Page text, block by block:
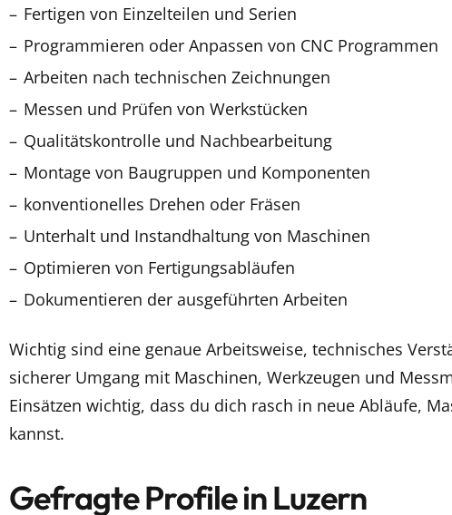
Fertigen von Einzelteilen und Serien
Programmieren oder Anpassen von CNC Programmen
Arbeiten nach technischen Zeichnungen
Messen und Prüfen von Werkstücken
Qualitätskontrolle und Nachbearbeitung
Montage von Baugruppen und Komponenten
konventionelles Drehen oder Fräsen
Unterhalt und Instandhaltung von Maschinen
Optimieren von Fertigungsabläufen
Dokumentieren der ausgeführten Arbeiten
Wichtig sind eine genaue Arbeitsweise, technisches
sicherer Umgang mit Maschinen, Werkzeugen und
Einsätzen wichtig, dass du dich rasch in neue Abläufe,
kannst.
Gefragte Profile in Luzern